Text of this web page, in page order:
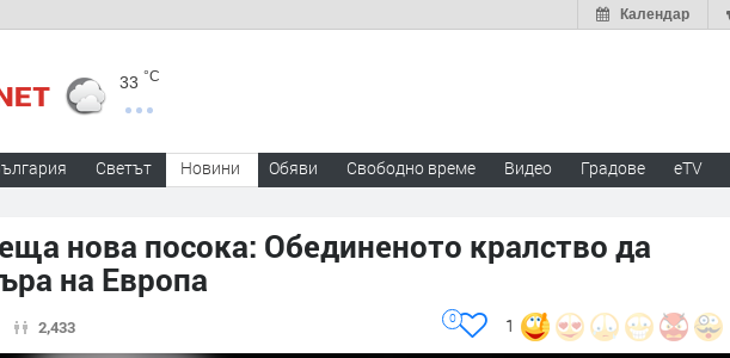
Календар
33 °C
Светът Новини Обяви Свободно време Видео Градове eTV
нова посока: Обединеното кралство да
на Европа
2,433 1
0